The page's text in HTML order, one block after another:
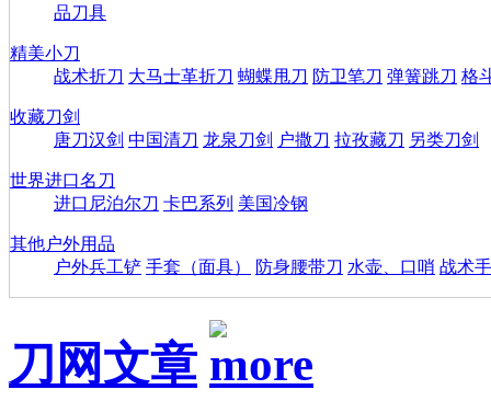
品刀具
精美小刀
战术折刀 大马士革折刀 蝴蝶甩刀 防卫笔刀 弹簧跳刀 格
收藏刀剑
唐刀汉剑 中国清刀 龙泉刀剑 户撒刀 拉孜藏刀 另类刀剑
世界进口名刀
进口尼泊尔刀 卡巴系列 美国冷钢
其他户外用品
户外兵工铲 手套（面具） 防身腰带刀 水壶、口哨 战术
刀网文章